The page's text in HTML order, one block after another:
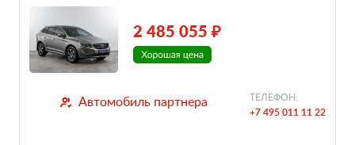
2 485 055 ₽
Автомобиль партнера ТЕЛЕФОН:
+7 495 011 11 22